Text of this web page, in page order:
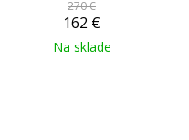
270 €
162 €
Na sklade